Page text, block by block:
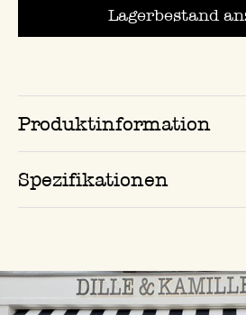
Lagerbestand
Produktinformation
Spezifikationen